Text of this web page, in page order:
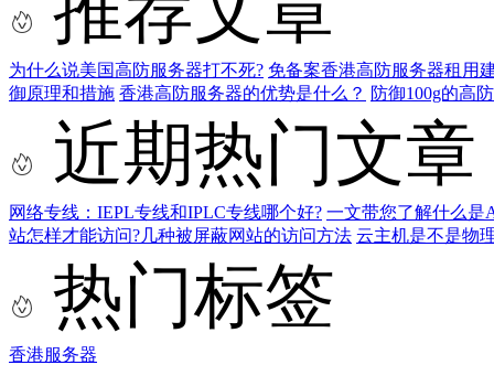
为什么说美国高防服务器打不死? 免备案香港高防服务器租用
御原理和措施 香港高防服务器的优势是什么？ 防御100g的高
近期热门文章
网络专线：IEPL专线和IPLC专线哪个好? 一文带您了解什么是
站怎样才能访问?几种被屏蔽网站的访问方法 云主机是不是物
热门标签
香港服务器